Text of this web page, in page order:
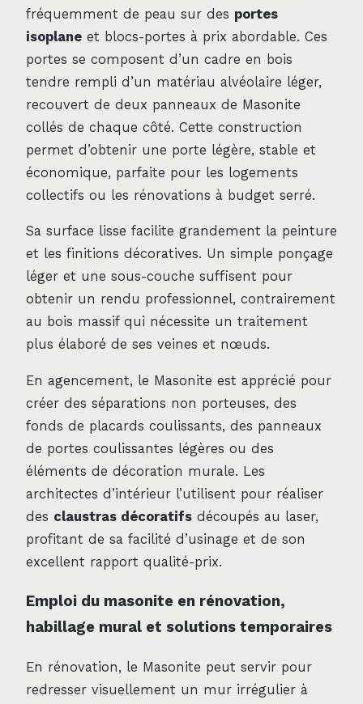
fréquemment de peau sur des portes
isoplane et blocs-portes à prix abordable. Ces
portes se composent d’un cadre en bois
tendre rempli d’un matériau alvéolaire léger,
recouvert de deux panneaux de Masonite
collés de chaque côté. Cette construction
permet d’obtenir une porte légère, stable et
économique, parfaite pour les logements
collectifs ou les rénovations à budget serré.
Sa surface lisse facilite grandement la peinture
et les finitions décoratives. Un simple ponçage
léger et une sous-couche suffisent pour
obtenir un rendu professionnel, contrairement
au bois massif qui nécessite un traitement
plus élaboré de ses veines et nœuds.
En agencement, le Masonite est apprécié pour
créer des séparations non porteuses, des
fonds de placards coulissants, des panneaux
de portes coulissantes légères ou des
éléments de décoration murale. Les
architectes d’intérieur l’utilisent pour réaliser
des claustras décoratifs découpés au laser,
profitant de sa facilité d’usinage et de son
excellent rapport qualité-prix.
Emploi du masonite en rénovation,
habillage mural et solutions temporaires
En rénovation, le Masonite peut servir pour
redresser visuellement un mur irrégulier à